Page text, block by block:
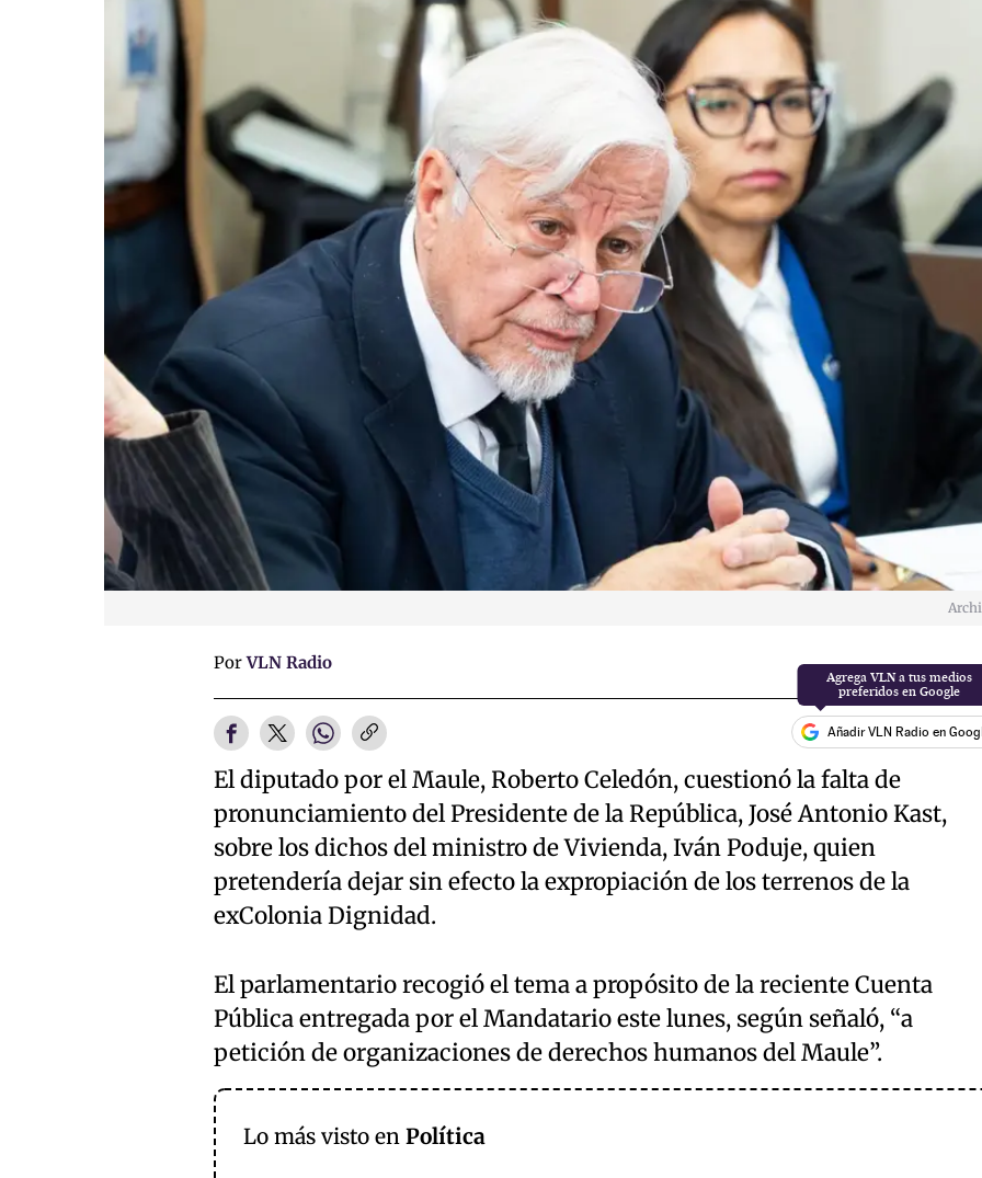
PorVLN Radio
Añadir VLN Radio en
El diputado por el Maule, Roberto Celedón, cuestionó la falta de
pronunciamiento del Presidente de la República, José Antonio Kast,
sobre los dichos del ministro de Vivienda, Iván Poduje, quien
pretendería dejar sin efecto la expropiación de los terrenos de la
exColonia Dignidad.
El parlamentario recogió el tema a propósito de la reciente Cuenta
Pública entregada por el Mandatario este lunes, según señaló, “a
petición de organizaciones de derechos humanos del Maule”.
Lo más visto en Política